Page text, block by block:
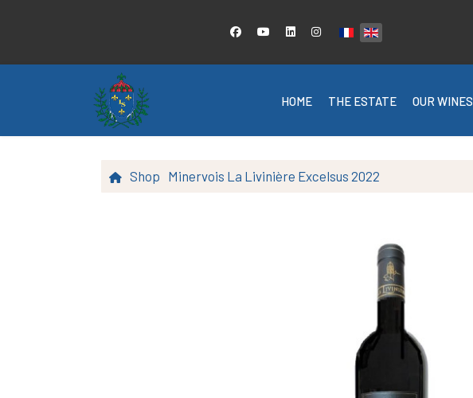
Select your language
HOME THE ESTATE OUR WINES
Shop Minervois La Livinière Excelsus 2022